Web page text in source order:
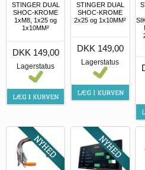
STINGER DUAL
SHOC-KROME
1xM8, 1x25 og
1x10MM²
DKK 149,00
Lagerstatus
STINGER DUAL
SHOC-KROME
2x25 og 1x10MM²
DKK 149,00
Lagerstatus